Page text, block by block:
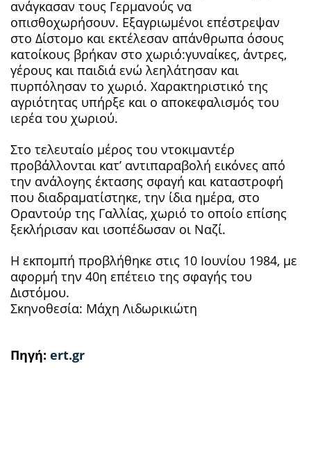
ανάγκασαν τους Γερμανούς να
οπισθοχωρήσουν. Εξαγριωμένοι επέστρεψαν
στο Δίστομο και εκτέλεσαν απάνθρωπα όσους
κατοίκους βρήκαν στο χωριό:γυναίκες, άντρες,
γέρους και παιδιά ενώ λεηλάτησαν και
πυρπόλησαν το χωριό. Χαρακτηριστικό της
αγριότητας υπήρξε και ο αποκεφαλισμός του
ιερέα του χωριού.
Στο τελευταίο μέρος του ντοκιμαντέρ
προβάλλονται κατ’ αντιπαραβολή εικόνες από
την ανάλογης έκτασης σφαγή και καταστροφή
που διαδραματίστηκε, την ίδια ημέρα, στο
Οραντούρ της Γαλλίας, χωριό το οποίο επίσης
ξεκλήρισαν και ισοπέδωσαν οι Ναζί.
Η εκπομπή προβλήθηκε στις 10 Ιουνίου 1984, με
αφορμή την 40η επέτειο της σφαγής του
Διστόμου.
Σκηνοθεσία: Μάχη Λιδωρικιώτη
Πηγή: ert.gr